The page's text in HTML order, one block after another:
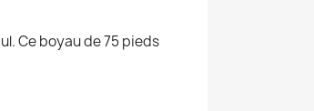
Ce boyau de 75 pieds